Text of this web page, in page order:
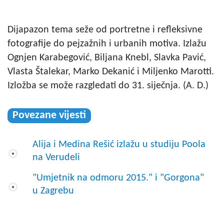
Dijapazon tema seže od portretne i refleksivne
fotografije do pejzažnih i urbanih motiva. Izlažu
Ognjen Karabegović, Biljana Knebl, Slavka Pavić,
Vlasta Štalekar, Marko Dekanić i Miljenko Marotti.
Izložba se može razgledati do 31. siječnja. (A. D.)
Povezane vijesti
Alija i Medina Rešić izlažu u studiju Poola
na Verudeli
"Umjetnik na odmoru 2015." i "Gorgona"
u Zagrebu